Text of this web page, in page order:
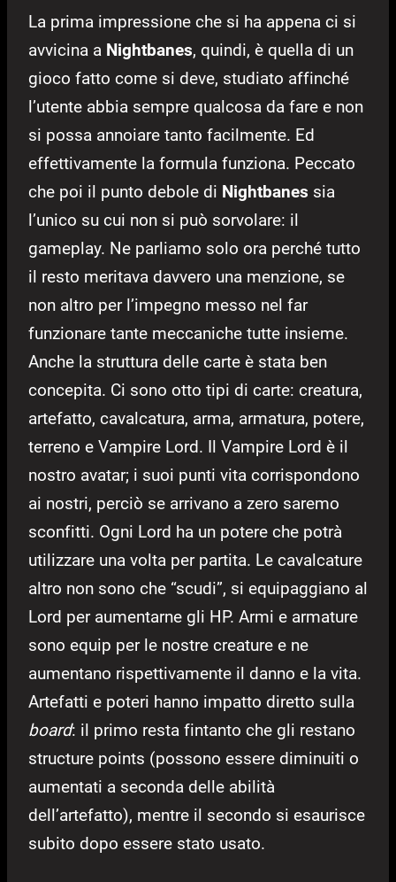
La prima impressione che si ha appena ci si
avvicina a Nightbanes, quindi, è quella di un
gioco fatto come si deve, studiato affinché
l’utente abbia sempre qualcosa da fare e non
si possa annoiare tanto facilmente. Ed
effettivamente la formula funziona. Peccato
che poi il punto debole di Nightbanes sia
l’unico su cui non si può sorvolare: il
gameplay. Ne parliamo solo ora perché tutto
il resto meritava davvero una menzione, se
non altro per l’impegno messo nel far
funzionare tante meccaniche tutte insieme.
Anche la struttura delle carte è stata ben
concepita. Ci sono otto tipi di carte: creatura,
artefatto, cavalcatura, arma, armatura, potere,
terreno e Vampire Lord. Il Vampire Lord è il
nostro avatar; i suoi punti vita corrispondono
ai nostri, perciò se arrivano a zero saremo
sconfitti. Ogni Lord ha un potere che potrà
utilizzare una volta per partita. Le cavalcature
altro non sono che “scudi”, si equipaggiano al
Lord per aumentarne gli HP. Armi e armature
sono equip per le nostre creature e ne
aumentano rispettivamente il danno e la vita.
Artefatti e poteri hanno impatto diretto sulla
board: il primo resta fintanto che gli restano
structure points (possono essere diminuiti o
aumentati a seconda delle abilità
dell’artefatto), mentre il secondo si esaurisce
subito dopo essere stato usato.